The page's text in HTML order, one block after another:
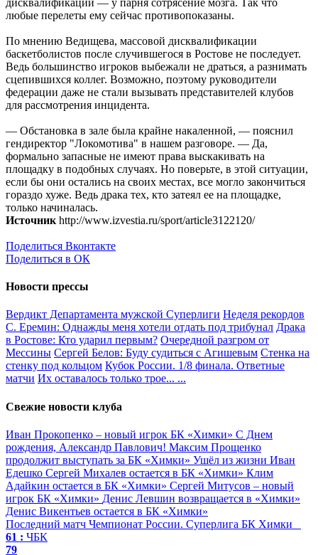
любые перелеты ему сейчас противопоказаны.
По мнению Ведищева, массовой дисквалификации
баскетболистов после случившегося в Ростове не последует.
Ведь большинство игроков выбежали не драться, а разнимать
сцепившихся коллег. Возможно, поэтому руководители
федерации даже не стали вызывать представителей клубов
для рассмотрения инцидента.
— Обстановка в зале была крайне накаленной, — пояснил
гендиректор "Локомотива" в нашем разговоре. — Да,
формально запасные не имеют права выскакивать на
площадку в подобных случаях. Но поверьте, в этой ситуации,
если бы они остались на своих местах, все могло закончиться
гораздо хуже. Ведь драка тех, кто затеял ее на площадке,
только начиналась.
Источник http://www.izvestia.ru/sport/article3122120/
Поделиться Вконтакте
Поделиться в ОК
Новости прессы
Вердикт Департамента мужской Суперлиги Неделя рекордов
С. Еремин: Однажды меня хотели отдать под трибунал Драка
в Ростове: Кто ударил первым? Очередной разгром от
Мессины Сергей Белов: Буду судиться с Агишевым Стенка на
стенку под кольцом Кубок России. 1/8 финала. Ответные
матчи Их оставалось только трое... ...
Свежие новости клуба
Иван Прокопенко – новый игрок БК «Химки» С Днем
рождения, Александр Павлович! Максим Прощенко
продолжит выступать за БК «Химки» Ушёл из жизни Иван
Едешко Сергей Михалев остается в БК «Химки» Клим
Адайкин остается в БК «Химки» Сергей Митусов – новый
игрок БК «Химки» Денис Левшин возвращается в «Химки»
Денис Викентьев остается в БК «Химки»
Последний матч Чемпионат России. Суперлига БК Химки
61 : ЧБК
79